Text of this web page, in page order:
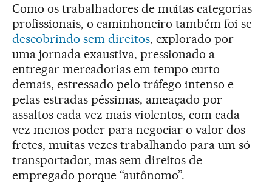
Como os trabalhadores de muitas categorias
profissionais, o caminhoneiro também foi se
descobrindo sem direitos, explorado por
uma jornada exaustiva, pressionado a
entregar mercadorias em tempo curto
demais, estressado pelo tráfego intenso e
pelas estradas péssimas, ameaçado por
assaltos cada vez mais violentos, com cada
vez menos poder para negociar o valor dos
fretes, muitas vezes trabalhando para um só
transportador, mas sem direitos de
empregado porque “autônomo”.